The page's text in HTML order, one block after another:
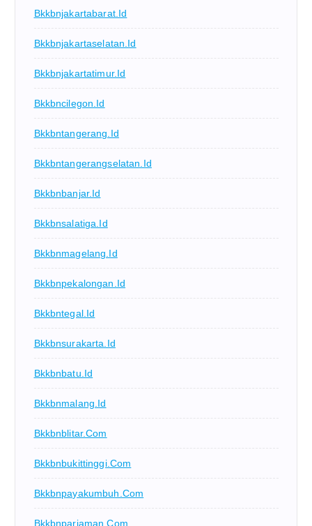
Bkkbnjakartabarat.id
Bkkbnjakartaselatan.id
Bkkbnjakartatimur.id
Bkkbncilegon.id
Bkkbntangerang.id
Bkkbntangerangselatan.id
Bkkbnbanjar.id
Bkkbnsalatiga.id
Bkkbnmagelang.id
Bkkbnpekalongan.id
Bkkbntegal.id
Bkkbnsurakarta.id
Bkkbnbatu.id
Bkkbnmalang.id
Bkkbnblitar.com
Bkkbnbukittinggi.com
Bkkbnpayakumbuh.com
Bkkbnpariaman.com